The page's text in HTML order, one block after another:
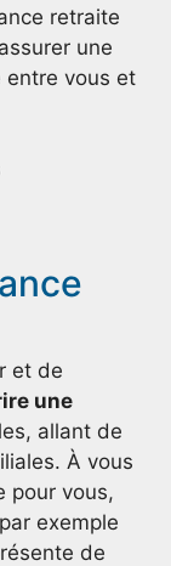
retraite
une
entre vous et
et de
une
allant de
À vous
pour vous,
exemple
de